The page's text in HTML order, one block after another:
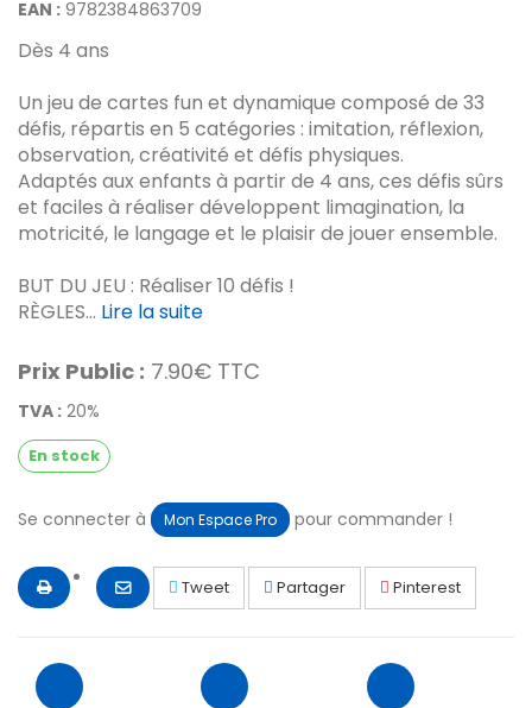
EAN : 9782384863709
Dès 4 ans
Un jeu de cartes fun et dynamique composé de 33
défis, répartis en 5 catégories : imitation, réflexion,
observation, créativité et défis physiques.
Adaptés aux enfants à partir de 4 ans, ces défis sûrs
et faciles à réaliser développent limagination, la
motricité, le langage et le plaisir de jouer ensemble.
BUT DU JEU : Réaliser 10 défis !
RÈGLES... Lire la suite
Prix Public : 7.90€ TTC
TVA : 20%
En stock
Se connecter à Mon Espace Pro pour commander !
Tweet Partager Pinterest